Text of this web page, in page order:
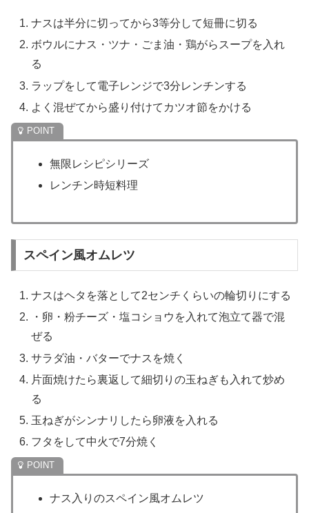
ナスは半分に切ってから3等分して短冊に切る
ボウルにナス・ツナ・ごま油・鶏がらスープを入れ
る
ラップをして電子レンジで3分レンチンする
よく混ぜてから盛り付けてカツオ節をかける
無限レシピシリーズ
レンチン時短料理
スペイン風オムレツ
ナスはヘタを落として2センチくらいの輪切りにする
・卵・粉チーズ・塩コショウを入れて泡立て器で混
ぜる
サラダ油・バターでナスを焼く
片面焼けたら裏返して細切りの玉ねぎも入れて炒め
る
玉ねぎがシンナリしたら卵液を入れる
フタをして中火で7分焼く
ナス入りのスペイン風オムレツ